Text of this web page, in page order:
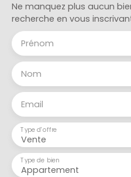
Ne manquez plus aucun
recherche en vous
Prénom
Nom
Email
Vente
Type d'offre
Appartement
Type de bien